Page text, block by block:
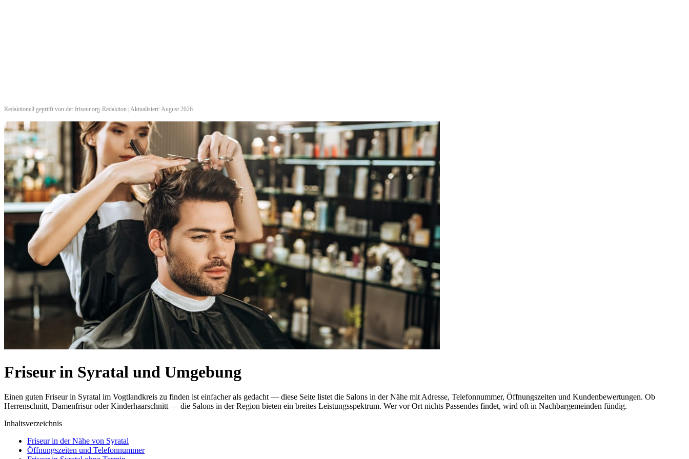
Redaktionell geprüft von der friseur.org-Redaktion | Aktualisiert: August 2026
Friseur in Syratal und Umgebung
Einen guten Friseur in Syratal im Vogtlandkreis zu finden ist einfacher als gedacht — diese Seite listet die Salons in der Nähe mit Adresse, Telefonnummer, Öffnungszeiten und Kundenbewertungen. Ob
Herrenschnitt, Damenfrisur oder Kinderhaarschnitt — die Salons in der Region bieten ein breites Leistungsspektrum. Wer vor Ort nichts Passendes findet, wird oft in Nachbargemeinden fündig.
Inhaltsverzeichnis
Friseur in der Nähe von Syratal
Öffnungszeiten und Telefonnummer